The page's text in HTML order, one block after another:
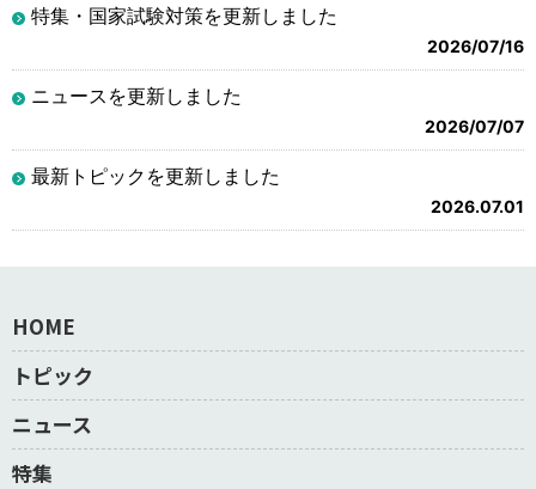
特集・国家試験対策を更新しました
2026/07/16
ニュースを更新しました
2026/07/07
最新トピックを更新しました
2026.07.01
HOME
トピック
ニュース
特集